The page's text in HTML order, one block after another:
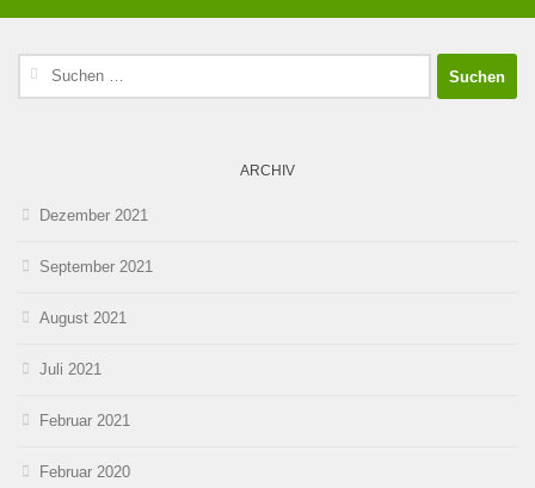
Suchen
ARCHIV
Dezember 2021
September 2021
August 2021
Juli 2021
Februar 2021
Februar 2020